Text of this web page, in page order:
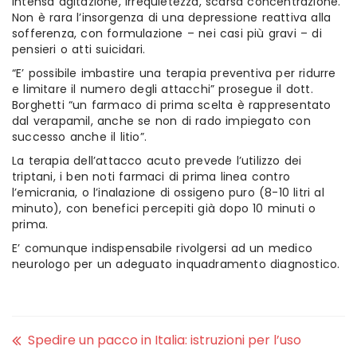
Non è rara l’insorgenza di una depressione reattiva alla
sofferenza, con formulazione – nei casi più gravi – di
pensieri o atti suicidari.
“E’ possibile imbastire una terapia preventiva per ridurre
e limitare il numero degli attacchi” prosegue il dott.
Borghetti “un farmaco di prima scelta è rappresentato
dal verapamil, anche se non di rado impiegato con
successo anche il litio”.
La terapia dell’attacco acuto prevede l’utilizzo dei
triptani, i ben noti farmaci di prima linea contro
l’emicrania, o l’inalazione di ossigeno puro (8-10 litri al
minuto), con benefici percepiti già dopo 10 minuti o
prima.
E’ comunque indispensabile rivolgersi ad un medico
neurologo per un adeguato inquadramento diagnostico.
Spedire un pacco in Italia: istruzioni per l’uso